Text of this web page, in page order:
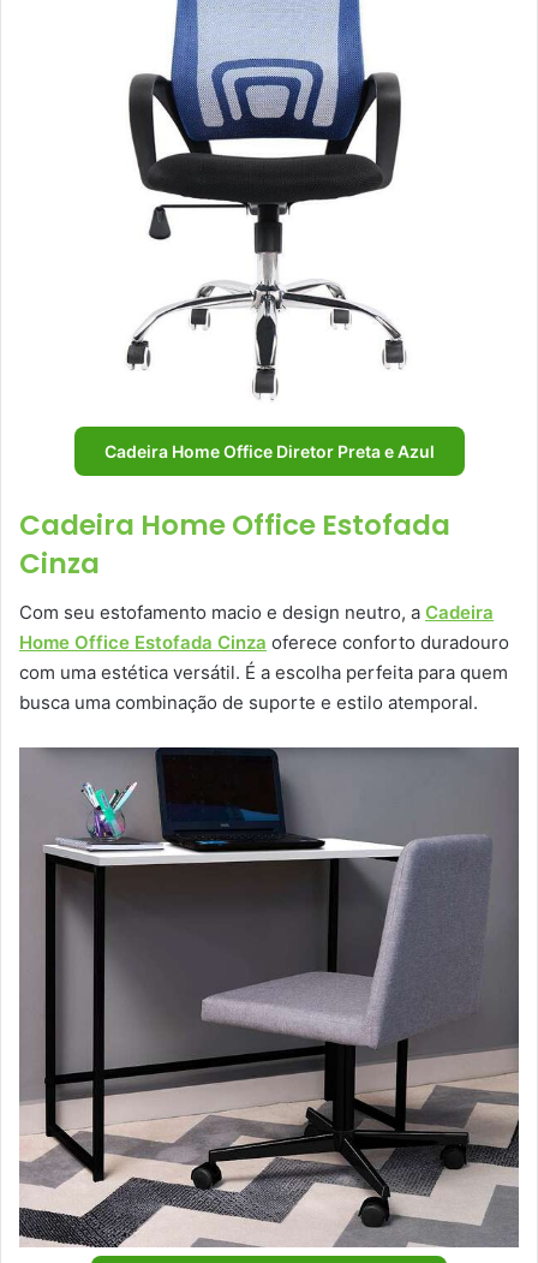
Cadeira Home Office Diretor Preta e Azul
Cadeira Home Office Estofada
Cinza
Com seu estofamento macio e design neutro, a Cadeira
Home Office Estofada Cinza oferece conforto duradouro
com uma estética versátil. É a escolha perfeita para quem
busca uma combinação de suporte e estilo atemporal.